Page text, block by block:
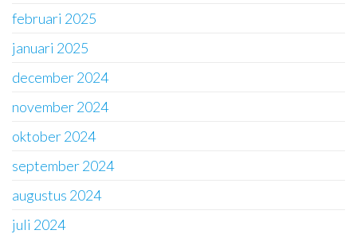
februari 2025
januari 2025
december 2024
november 2024
oktober 2024
september 2024
augustus 2024
juli 2024